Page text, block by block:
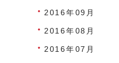
2016年09月
2016年08月
2016年07月